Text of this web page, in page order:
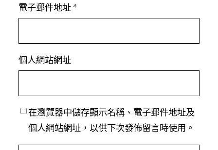
電子郵件地址 *
個人網站網址
在瀏覽器中儲存顯示名稱、電子郵件地址及
個人網站網址，以供下次發佈留言時使用。